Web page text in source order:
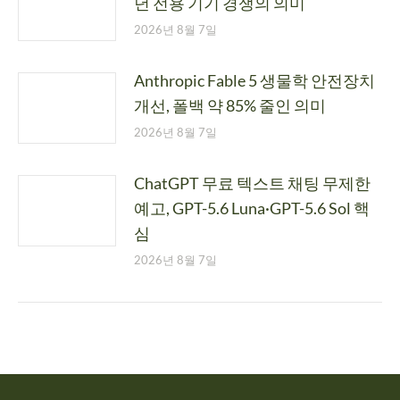
2026년 8월 7일
Anthropic Fable 5 생물학 안전장치
개선, 폴백 약 85% 줄인 의미
2026년 8월 7일
ChatGPT 무료 텍스트 채팅 무제한
예고, GPT-5.6 Luna·GPT-5.6 Sol 핵
심
2026년 8월 7일